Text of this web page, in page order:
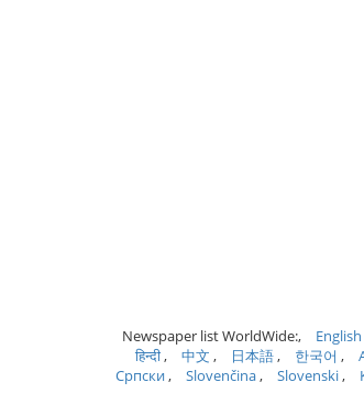
Newspaper list WorldWide: English
हिन्दी 中文 日本語 한국어
Српски Slovenčina Slovenski